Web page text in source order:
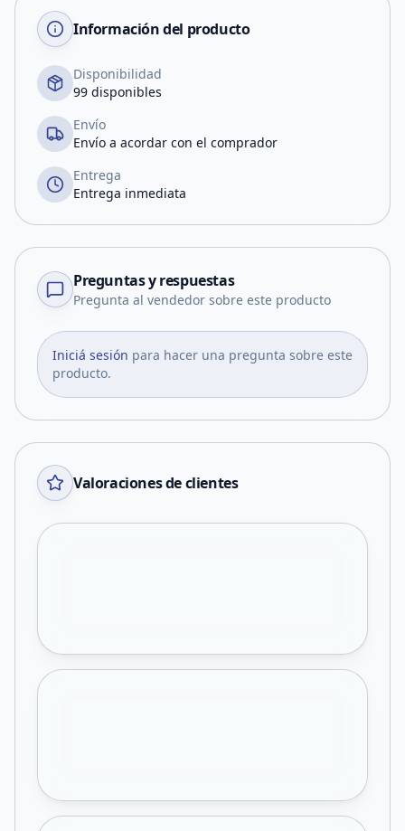
Información del producto
Disponibilidad
99 disponibles
Envío
Envío a acordar con el comprador
Entrega
Entrega inmediata
Preguntas y respuestas
Pregunta al vendedor sobre este producto
Iniciá sesión para hacer una pregunta sobre este
producto.
Valoraciones de clientes